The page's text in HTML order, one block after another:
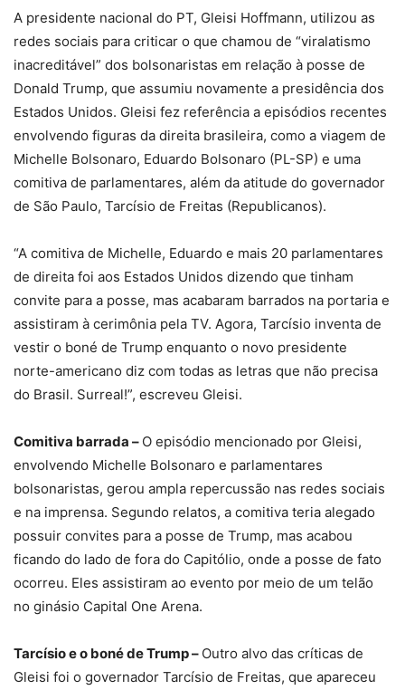
A presidente nacional do PT, Gleisi Hoffmann, utilizou as
redes sociais para criticar o que chamou de “viralatismo
inacreditável” dos bolsonaristas em relação à posse de
Donald Trump, que assumiu novamente a presidência dos
Estados Unidos. Gleisi fez referência a episódios recentes
envolvendo figuras da direita brasileira, como a viagem de
Michelle Bolsonaro, Eduardo Bolsonaro (PL-SP) e uma
comitiva de parlamentares, além da atitude do governador
de São Paulo, Tarcísio de Freitas (Republicanos).
“A comitiva de Michelle, Eduardo e mais 20 parlamentares
de direita foi aos Estados Unidos dizendo que tinham
convite para a posse, mas acabaram barrados na portaria e
assistiram à cerimônia pela TV. Agora, Tarcísio inventa de
vestir o boné de Trump enquanto o novo presidente
norte-americano diz com todas as letras que não precisa
do Brasil. Surreal!”, escreveu Gleisi.
Comitiva barrada – O episódio mencionado por Gleisi,
envolvendo Michelle Bolsonaro e parlamentares
bolsonaristas, gerou ampla repercussão nas redes sociais
e na imprensa. Segundo relatos, a comitiva teria alegado
possuir convites para a posse de Trump, mas acabou
ficando do lado de fora do Capitólio, onde a posse de fato
ocorreu. Eles assistiram ao evento por meio de um telão
no ginásio Capital One Arena.
Tarcísio e o boné de Trump – Outro alvo das críticas de
Gleisi foi o governador Tarcísio de Freitas, que apareceu